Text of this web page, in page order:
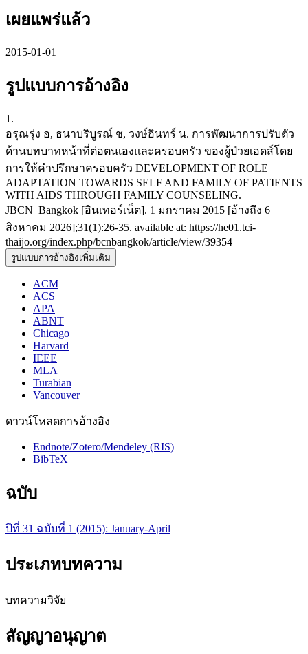
เผยแพร่แล้ว
2015-01-01
รูปแบบการอ้างอิง
1.
อรุณรุ่ง อ, ธนาบริบูรณ์ ช, วงษ์อินทร์ น. การพัฒนาการปรับตัว
ด้านบทบาทหน้าที่ต่อตนเองและครอบครัว ของผู้ป่วยเอดส์โดย
การให้คำปรึกษาครอบครัว DEVELOPMENT OF ROLE
ADAPTATION TOWARDS SELF AND FAMILY OF PATIENTS
WITH AIDS THROUGH FAMILY COUNSELING.
JBCN_Bangkok [อินเทอร์เน็ต]. 1 มกราคม 2015 [อ้างถึง 6
สิงหาคม 2026];31(1):26-35. available at: https://he01.tci-
thaijo.org/index.php/bcnbangkok/article/view/39354
รูปแบบการอ้างอิงเพิ่มเติม
ACM
ACS
APA
ABNT
Chicago
Harvard
IEEE
MLA
Turabian
Vancouver
ดาวน์โหลดการอ้างอิง
Endnote/Zotero/Mendeley (RIS)
BibTeX
ฉบับ
ปีที่ 31 ฉบับที่ 1 (2015): January-April
ประเภทบทความ
บทความวิจัย
สัญญาอนุญาต